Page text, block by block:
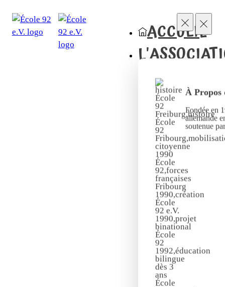
ACCUEIL
À Propos
Fondée en
allemande
soutenue